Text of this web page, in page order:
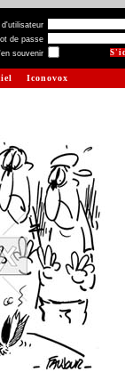
d'utilisateur
de passe
souvenir
Iconovox